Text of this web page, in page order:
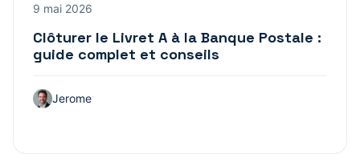
9 mai 2026
Clôturer le Livret A à la Banque Postale :
guide complet et conseils
Jerome